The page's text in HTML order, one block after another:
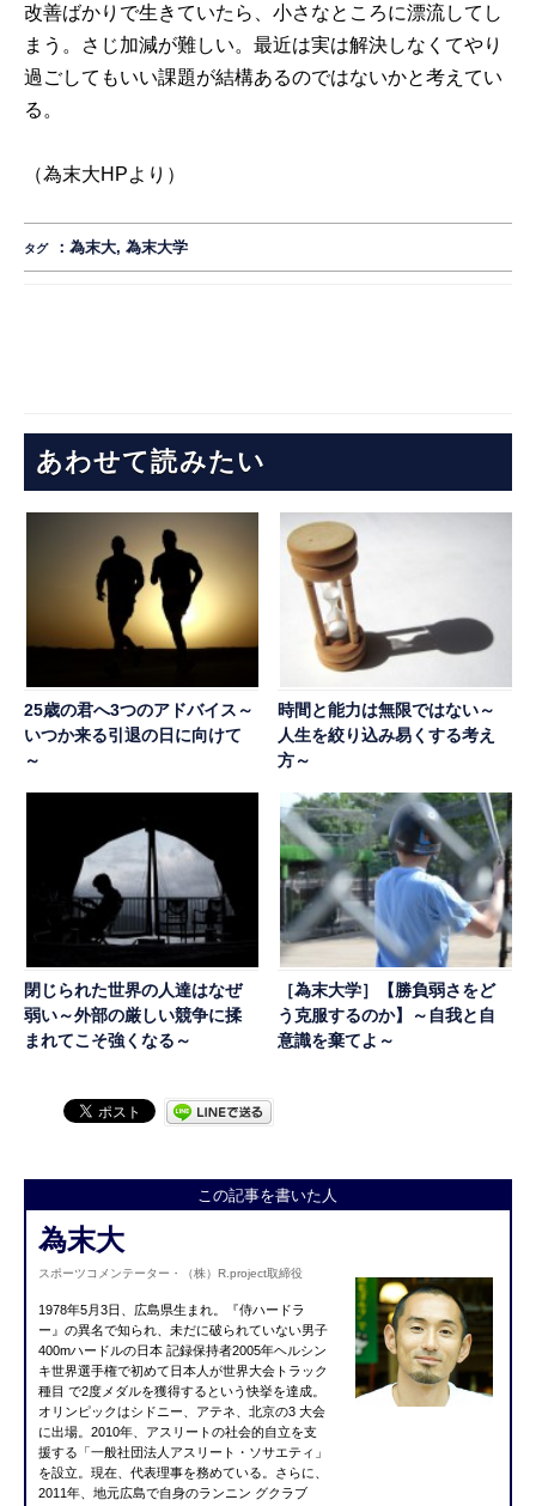
改善ばかりで生きていたら、小さなところに漂流してし
まう。さじ加減が難しい。最近は実は解決しなくてやり
過ごしてもいい課題が結構あるのではないかと考えてい
る。
（為末大HPより）
タグ ：為末大,為末大学
あわせて読みたい
25歳の君へ3つのアドバイス～
いつか来る引退の日に向けて
～
時間と能力は無限ではない～
人生を絞り込み易くする考え
方～
閉じられた世界の人達はなぜ
弱い～外部の厳しい競争に揉
まれてこそ強くなる～
［為末大学］【勝負弱さをど
う克服するのか】～自我と自
意識を棄てよ～
この記事を書いた人
為末大
スポーツコメンテーター・（株）R.project取締役
1978年5月3日、広島県生まれ。『侍ハードラ
ー』の異名で知られ、未だに破られていない男子
400mハードルの日本 記録保持者2005年ヘルシン
キ世界選手権で初めて日本人が世界大会トラック
種目 で2度メダルを獲得するという快挙を達成。
オリンピックはシドニー、アテネ、北京の3 大会
に出場。2010年、アスリートの社会的自立を支
援する「一般社団法人アスリート・ソサエティ」
を設立。現在、代表理事を務めている。さらに、
2011年、地元広島で自身のランニン グクラブ